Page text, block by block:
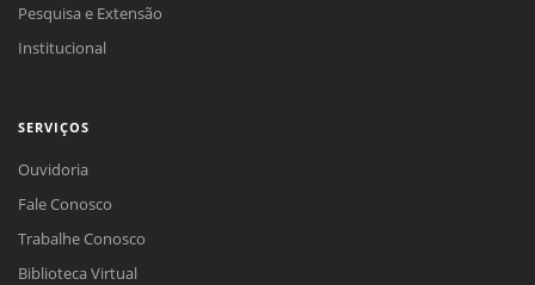
Pesquisa e Extensão
Institucional
SERVIÇOS
Ouvidoria
Fale Conosco
Trabalhe Conosco
Biblioteca Virtual